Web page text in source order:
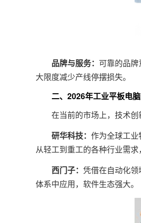
品牌与服务： 可靠的品
大限度减少产线停摆损失。
二、2026年工业平板电脑
在当前的市场上，技术创
研华科技： 作为全球工
从轻工到重工的各种行业需
西门子： 凭借在自动化
体系中应用，软件生态强大。